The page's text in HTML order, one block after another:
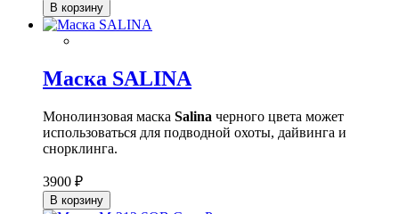
В корзину
Маска SALINA
Монолинзовая маска Salina черного цвета может
использоваться для подводной охоты, дайвинга и
снорклинга.
3900 ₽
В корзину